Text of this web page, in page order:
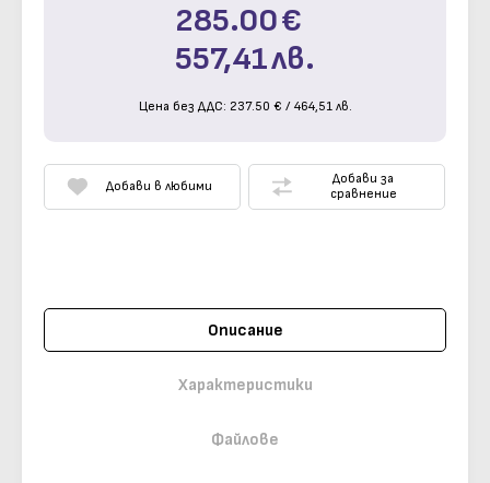
285.00€
557,41лв.
Цена без ДДС: 237.50 € / 464,51лв.
Добави в любими
Добави за
сравнение
Описание
Характеристики
Файлове